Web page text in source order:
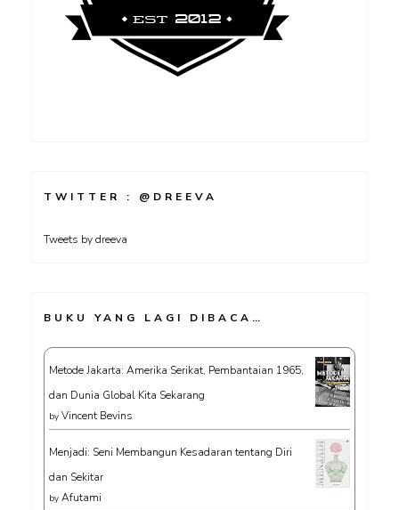
TWITTER : @DREEVA
Tweets by dreeva
BUKU YANG LAGI DIBACA…
Metode Jakarta: Amerika Serikat, Pembantaian 1965,
dan Dunia Global Kita Sekarang
by Vincent Bevins
Menjadi: Seni Membangun Kesadaran tentang Diri
dan Sekitar
by Afutami